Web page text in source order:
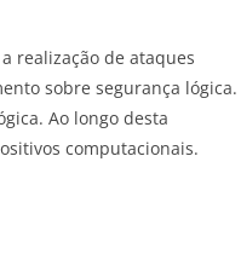
realização de ataques
sobre segurança lógica.
Ao longo desta
computacionais.